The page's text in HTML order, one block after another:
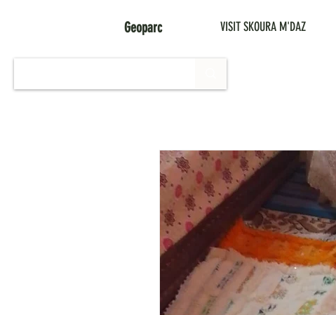
Geoparc VISIT SKOURA M'DAZ